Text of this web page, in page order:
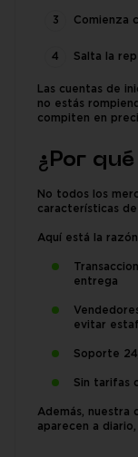
Comienza
Salta la
Las cuentas de
no estás
compiten en
¿Por
No todos los
características de
Aquí está la
entrega
evitar
Soporte
Sin tarifas
Además, nuestra
aparecen a